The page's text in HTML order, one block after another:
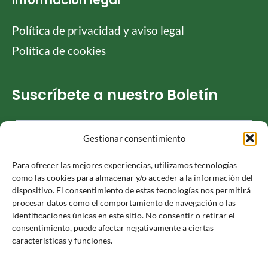
Gestionar consentimiento
Para ofrecer las mejores experiencias, utilizamos tecnologías
como las cookies para almacenar y/o acceder a la información del
dispositivo. El consentimiento de estas tecnologías nos permitirá
procesar datos como el comportamiento de navegación o las
identificaciones únicas en este sitio. No consentir o retirar el
consentimiento, puede afectar negativamente a ciertas
características y funciones.
Política de privacidad y aviso legal
Política de cookies
Suscríbete a nuestro Boletín
Responsable » Ayuntamiento de Luceni. / Finalidad » enviarte
nuestras publicaciones y noticias. / Legitimación » tu
consentimiento. / Destinatarios » solo se realizan cesiones si